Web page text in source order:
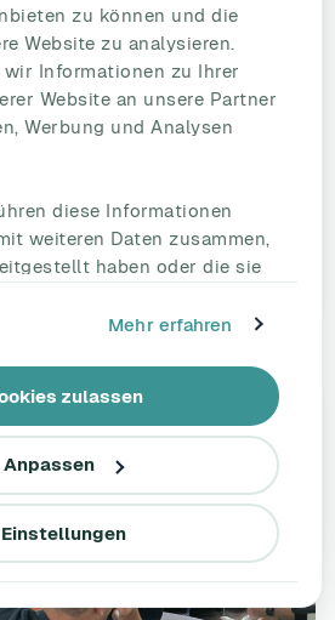
zu können und die
Website zu analysieren.
wir Informationen zu Ihrer
Website an unsere Partner
Werbung und Analysen
diese Informationen
weiteren Daten zusammen,
haben oder die sie
Mehr erfahren
zulassen
Anpassen
Einstellungen
Home-Office oder
besser?
schlecht? Die perfekte Balance
Artikel